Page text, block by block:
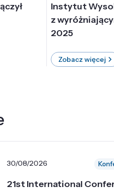
Instytut
z
2025
Zobacz więcej
30/08/2026
21st International